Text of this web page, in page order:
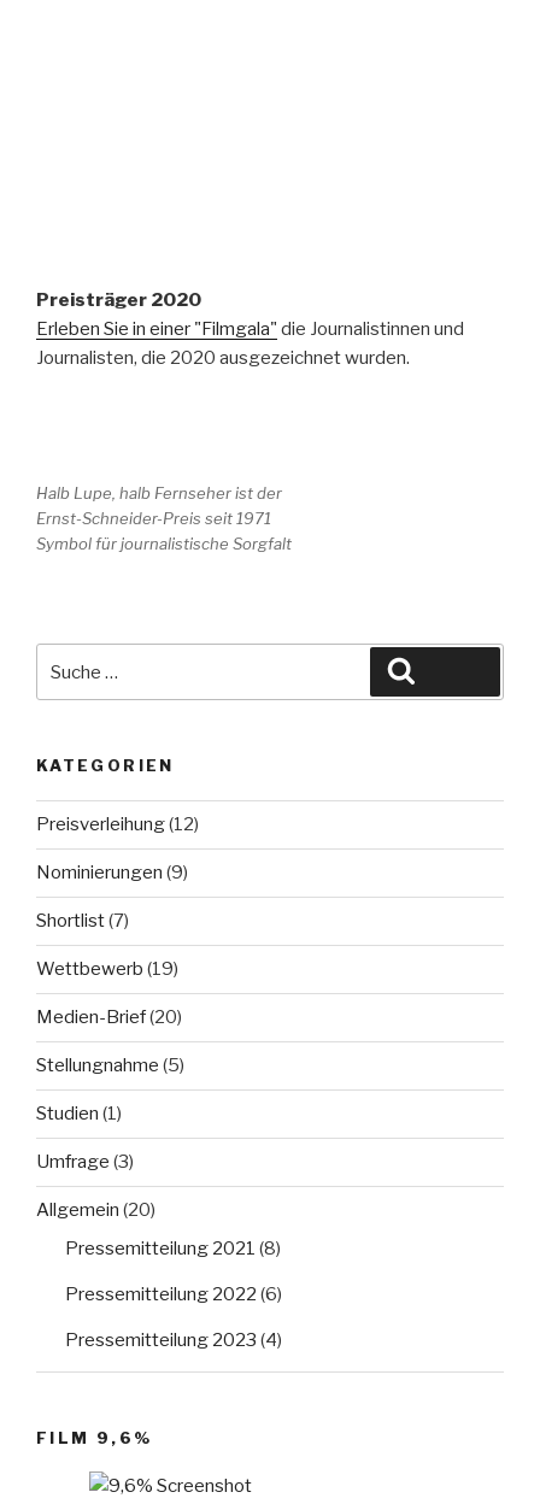
Preisträger 2020
Erleben Sie in einer "Filmgala" die Journalistinnen und
Journalisten, die 2020 ausgezeichnet wurden.
Halb Lupe, halb Fernseher ist der
Ernst-Schneider-Preis seit 1971
Symbol für journalistische Sorgfalt
KATEGORIEN
Preisverleihung(12)
Nominierungen (9)
Shortlist(7)
Wettbewerb (19)
Medien-Brief(20)
Stellungnahme (5)
Studien (1)
Umfrage (3)
Allgemein (20)
Pressemitteilung 2021 (8)
Pressemitteilung 2022 (6)
Pressemitteilung 2023 (4)
FILM 9,6%